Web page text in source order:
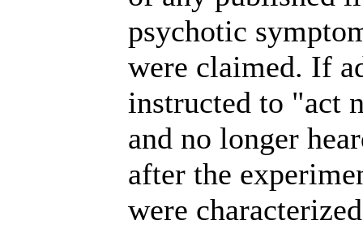
psychotic
were claimed. If
instructed to "act
and no longer
after the
were